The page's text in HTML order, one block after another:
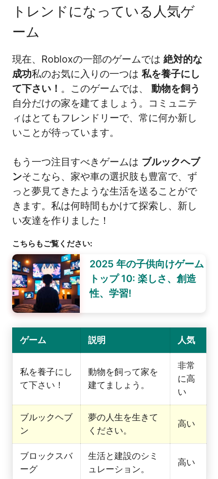
トレンドになっている人気ゲ
ーム
現在、Robloxの一部のゲームでは 絶対的な
成功私のお気に入りの一つは 私を養子にし
て下さい！ 。このゲームでは、 動物を飼う
自分だけの家を建てましょう。コミュニテ
ィはとてもフレンドリーで、常に何か新し
いことが待っています。
もう一つ注目すべきゲームは ブルックヘブ
ンそこなら、家や車の選択肢も豊富で、ず
っと夢見てきたような生活を送ることがで
きます。私は何時間もかけて探索し、新し
い友達を作りました！
こちらもご覧ください:
2025 年の子供向けゲーム
トップ 10: 楽しさ、創造
性、学習!
ゲーム 説明 人気
私を養子にし
て下さい！
動物を飼って家を
建てましょう。
非常
に高
い
ブルックヘブ
ン
夢の人生を生きて
ください。
高い
ブロックスバ
ーグ
生活と建設のシミ
ュレーション。
高い